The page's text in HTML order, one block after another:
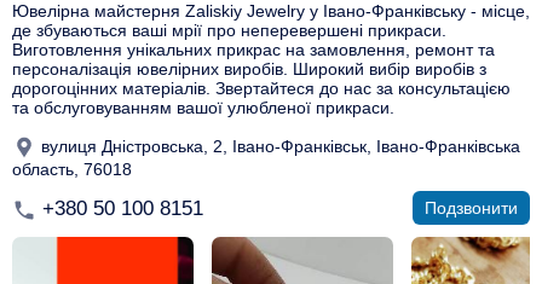
Ювелірна майстерня Zaliskiy Jewelry у Івано-Франківську - місце,
де збуваються ваші мрії про неперевершені прикраси.
Виготовлення унікальних прикрас на замовлення, ремонт та
персоналізація ювелірних виробів. Широкий вибір виробів з
дорогоцінних матеріалів. Звертайтеся до нас за консультацією
та обслуговуванням вашої улюбленої прикраси.
вулиця Дністровська, 2, Івано-Франківськ, Івано-Франківська
область, 76018
+380 50 100 8151 Подзвонити